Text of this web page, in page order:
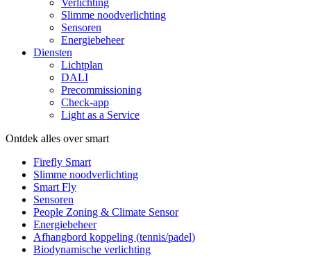
Slimme noodverlichting
Sensoren
Energiebeheer
Diensten
Lichtplan
DALI
Precommissioning
Check-app
Light as a Service
Ontdek alles over smart
Firefly Smart
Slimme noodverlichting
Smart Fly
Sensoren
People Zoning & Climate Sensor
Energiebeheer
Afhangbord koppeling (tennis/padel)
Biodynamische verlichting